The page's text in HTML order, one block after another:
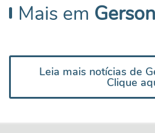
Mais em
Leia mais notícias de
Clique